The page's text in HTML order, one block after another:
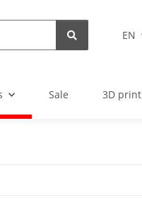
EN
Sale 3D print